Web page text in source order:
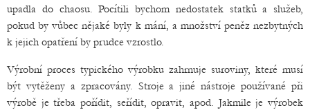
upadla do chaosu. Pocítili bychom nedostatek statků a služeb,
pokud by vůbec nějaké byly k mání, a množství peněz nezbytných
k jejich opatření by prudce vzrostlo.
Výrobní proces typického výrobku zahrnuje suroviny, které musí
být vytěženy a zpracovány. Stroje a jiné nástroje používané při
výrobě je třeba pořídit, seřídit, opravit, apod. Jakmile je výrobek